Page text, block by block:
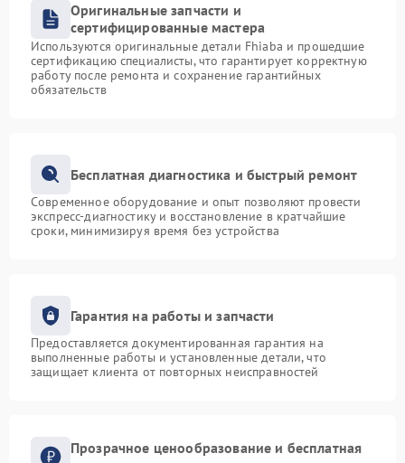
Оригинальные запчасти и
сертифицированные мастера
Используются оригинальные детали Fhiaba и прошедшие
сертификацию специалисты, что гарантирует корректную
работу после ремонта и сохранение гарантийных
обязательств
Бесплатная диагностика и быстрый ремонт
Современное оборудование и опыт позволяют провести
экспресс-диагностику и восстановление в кратчайшие
сроки, минимизируя время без устройства
Гарантия на работы и запчасти
Предоставляется документированная гарантия на
выполненные работы и установленные детали, что
защищает клиента от повторных неисправностей
Прозрачное ценообразование и бесплатная